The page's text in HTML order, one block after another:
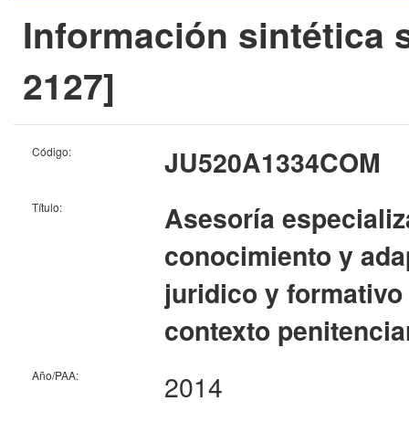
Información
2127]
Código: JU520A1334COM
Título:
Asesoría
conocimiento y
juridico y
contexto
Año/PAA: 2014